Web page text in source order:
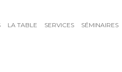
LA TABLE SERVICES SÉMINAIRES